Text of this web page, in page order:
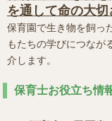
を通して命の大切
保育園で生き物を飼っ
もたちの学びにつなが
介します。
保育士お役立ち情